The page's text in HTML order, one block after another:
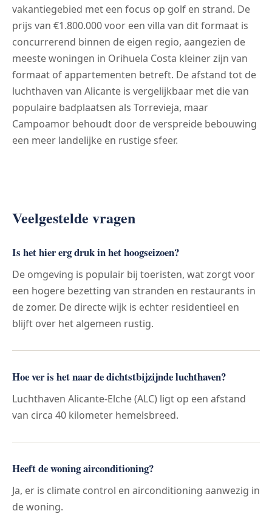
vakantiegebied met een focus op golf en strand. De
prijs van €1.800.000 voor een villa van dit formaat is
concurrerend binnen de eigen regio, aangezien de
meeste woningen in Orihuela Costa kleiner zijn van
formaat of appartementen betreft. De afstand tot de
luchthaven van Alicante is vergelijkbaar met die van
populaire badplaatsen als Torrevieja, maar
Campoamor behoudt door de verspreide bebouwing
een meer landelijke en rustige sfeer.
Veelgestelde vragen
Is het hier erg druk in het hoogseizoen?
De omgeving is populair bij toeristen, wat zorgt voor
een hogere bezetting van stranden en restaurants in
de zomer. De directe wijk is echter residentieel en
blijft over het algemeen rustig.
Hoe ver is het naar de dichtstbijzijnde luchthaven?
Luchthaven Alicante-Elche (ALC) ligt op een afstand
van circa 40 kilometer hemelsbreed.
Heeft de woning airconditioning?
Ja, er is climate control en airconditioning aanwezig in
de woning.